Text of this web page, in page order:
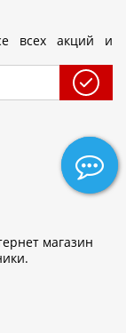
всех акций и
магазин